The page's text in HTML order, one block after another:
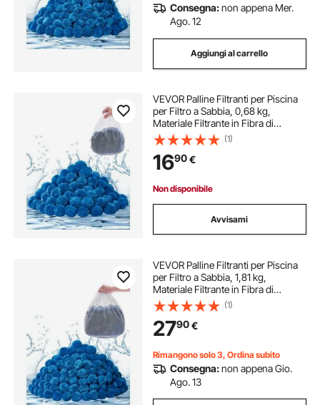
Consegna:non appena Mer.
Ago. 12
Aggiungi al carrello
VEVOR Palline Filtranti per Piscina
per Filtro a Sabbia, 0,68 kg,
Materiale Filtrante in Fibra di
Poliestere Blu Riutilizzabile con
Sacchetto Lavaggio, per Piscina
Acquario Vasca Piscina Fuori Terra
(1)
1690€
Non disponibile
Avvisami
VEVOR Palline Filtranti per Piscina
per Filtro a Sabbia, 1,81 kg,
Materiale Filtrante in Fibra di
Poliestere Blu Riutilizzabile con
Sacchetto Lavaggio, per Piscina
Acquario Vasca Piscina Fuori Terra
(1)
2790€
Rimangono solo 3, Ordina subito
Consegna:non appena Gio.
Ago. 13